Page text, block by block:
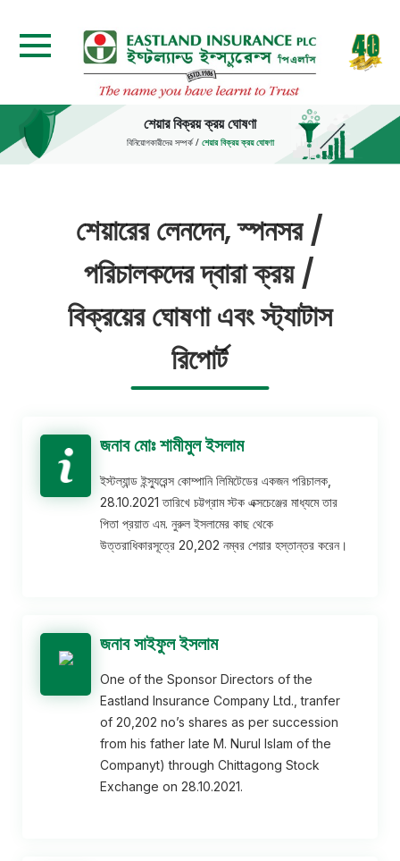
শেয়ার বিক্রয় ক্রয় ঘোষণা
বিনিয়োগকারীদের সম্পর্ক/ শেয়ার বিক্রয় ক্রয় ঘোষণা
শেয়ারের লেনদেন, স্পনসর /
পরিচালকদের দ্বারা ক্রয় /
বিক্রয়ের ঘোষণা এবং স্ট্যাটাস
রিপোর্ট
জনাব মোঃ শামীমুল ইসলাম
ইস্টল্যান্ড ইন্স্যুরেন্স কোম্পানি লিমিটেডের একজন পরিচালক,
28.10.2021 তারিখে চট্টগ্রাম স্টক এক্সচেঞ্জের মাধ্যমে তার
পিতা প্রয়াত এম. নুরুল ইসলামের কাছ থেকে
উত্তরাধিকারসূত্রে 20,202 নম্বর শেয়ার হস্তান্তর করেন।
জনাব সাইফুল ইসলাম
One of the Sponsor Directors of the
Eastland Insurance Company Ltd., tranfer
of 20,202 no’s shares as per succession
from his father late M. Nurul Islam of the
Companyt) through Chittagong Stock
Exchange on 28.10.2021.